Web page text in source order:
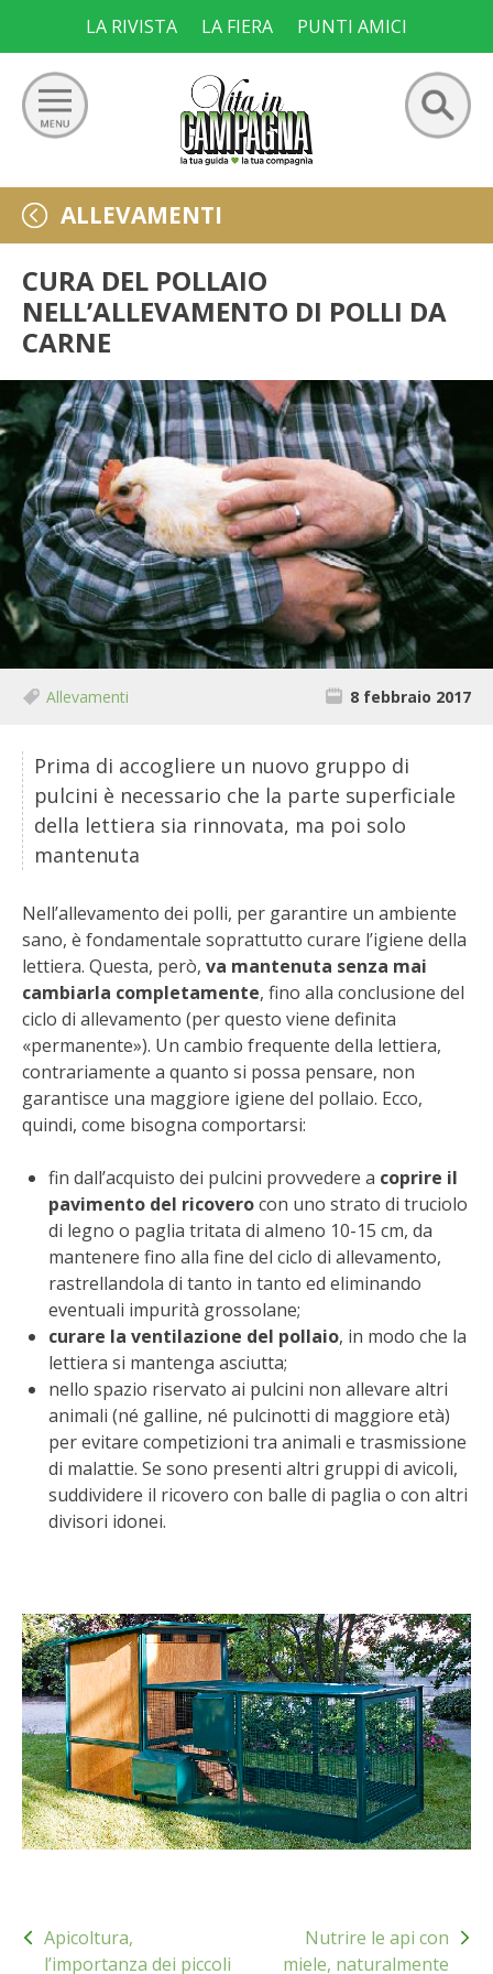
content
LA RIVISTA LA FIERA PUNTI AMICI
Ricerca
per:
GIARDINO
ORTO
FRUTTETO
VIGNETO
ALLEVAMENTI
BIODIVERSITÀ
CUCINA
PRODOTTI
FARFALLE DELLA CAMPAGNA
STORIE DEI LETTORI
CONSERVARE LA FRUTTA
FACEM
STIHL
BLUMEN
NOCCIOLA DI CALABRIA
PELLENC
MEDICINA DEI SEMPLICI
SCONTI NOVEMBRE
COMPO
HUSQVARNA
ZAPI GARDEN
BENZA
THERMACELL
TAP TRAP
IL MIO ORTO
ANIMALI UMANI E NON UMANI
IL MIO 2025
CORMIK
ALLEVAMENTI
CURA DEL POLLAIO
NELL’ALLEVAMENTO DI POLLI DA
CARNE
Allevamenti 8 febbraio 2017
Prima di accogliere un nuovo gruppo di
pulcini è necessario che la parte superficiale
della lettiera sia rinnovata, ma poi solo
mantenuta
Nell’allevamento dei polli, per garantire un ambiente
sano, è fondamentale soprattutto curare l’igiene della
lettiera. Questa, però, va mantenuta senza mai
cambiarla completamente, fino alla conclusione del
ciclo di allevamento (per questo viene definita
«permanente»). Un cambio frequente della lettiera,
contrariamente a quanto si possa pensare, non
garantisce una maggiore igiene del pollaio. Ecco,
quindi, come bisogna comportarsi:
fin dall’acquisto dei pulcini provvedere a coprire il
pavimento del ricoverocon uno strato di truciolo
di legno o paglia tritata di almeno 10-15 cm, da
mantenere fino alla fine del ciclo di allevamento,
rastrellandola di tanto in tanto ed eliminando
eventuali impurità grossolane;
curare la ventilazione del pollaio, in modo che la
lettiera si mantenga asciutta;
nello spazio riservato ai pulcini non allevare altri
animali (né galline, né pulcinotti di maggiore età)
per evitare competizioni tra animali e trasmissione
di malattie. Se sono presenti altri gruppi di avicoli,
suddividere il ricovero con balle di paglia o con altri
divisori idonei.
articoli
Apicoltura,
l’importanza dei piccoli
Nutrire le api con
miele, naturalmente